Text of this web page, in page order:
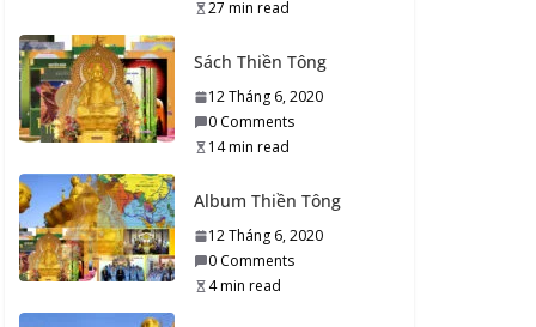
trở về Phật Giới…
0 Comments
8 min read
Bồ Tát không có làm
23 Tháng 9, 2020
0 Comments
4 min read
27 min read
Sách Thiền Tông
12 Tháng 6, 2020
0 Comments
14 min read
Album Thiền Tông
12 Tháng 6, 2020
0 Comments
4 min read